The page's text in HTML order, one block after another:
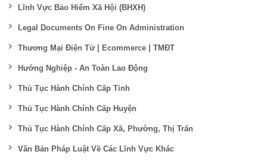
Lĩnh Vực Bảo Hiểm Xã Hội (BHXH)
Legal Documents On Fine On Administration
Thương Mại Điện Tử | Ecommerce | TMĐT
Hướng Nghiệp - An Toàn Lao Động
Thủ Tục Hành Chính Cấp Tỉnh
Thủ Tục Hành Chính Cấp Huyện
Thủ Tục Hành Chính Cấp Xã, Phường, Thị Trấn
Văn Bản Pháp Luật Về Các Lĩnh Vực Khác